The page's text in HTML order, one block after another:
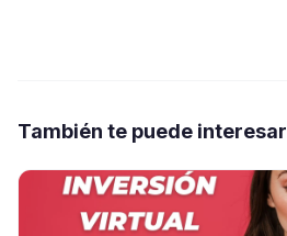
También te puede interesar